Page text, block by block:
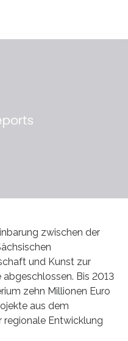
zwischen der
und Kunst zur
Bis 2013
zehn Millionen Euro
aus dem
regionale Entwicklung